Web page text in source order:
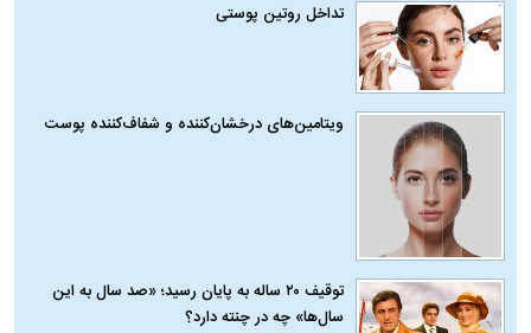
تداخل روتین پوستی
ویتامین‌های درخشان‌کننده و شفاف‌کننده پوست
توقیف ۲۰ ساله به پایان رسید؛ «صد سال به این
سال‌ها» چه در چنته دارد؟